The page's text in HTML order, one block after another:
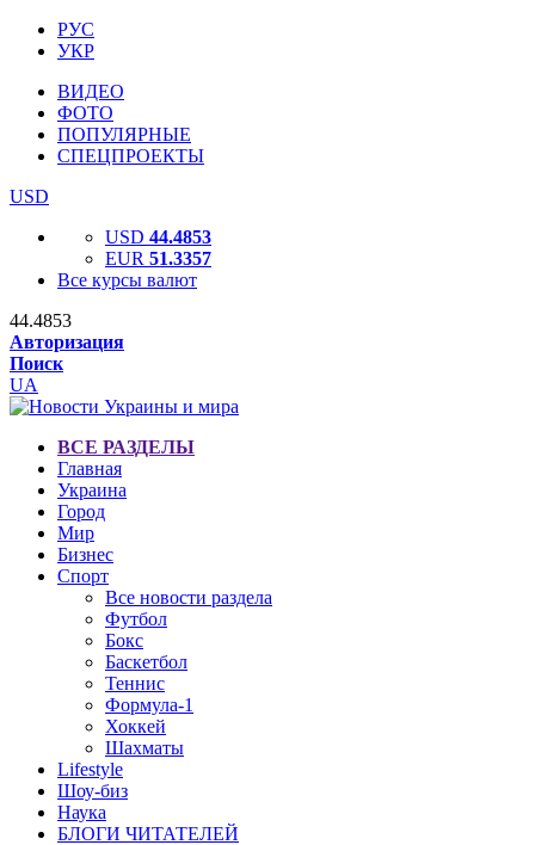
РУС
УКР
ВИДЕО
ФОТО
ПОПУЛЯРНЫЕ
СПЕЦПРОЕКТЫ
USD
USD 44.4853
EUR 51.3357
Все курсы валют
44.4853
Авторизация
Поиск
UA
ВСЕ РАЗДЕЛЫ
Главная
Украина
Город
Мир
Бизнес
Спорт
Все новости раздела
Футбол
Бокс
Баскетбол
Теннис
Формула-1
Хоккей
Шахматы
Lifestyle
Шоу-биз
Наука
БЛОГИ ЧИТАТЕЛЕЙ